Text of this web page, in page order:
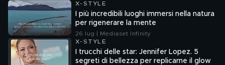
X-STYLE
I più incredibili luoghi immersi nella natura
per rigenerare la mente
26 lug | Mediaset Infinity
X-STYLE
I trucchi delle star: Jennifer Lopez. 5
segreti di bellezza per replicarne il glow